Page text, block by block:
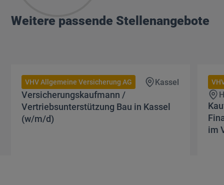
Weitere passende Stellenangebote
VHV Allgemeine Versicherung AG Kassel
Versicherungskaufmann /
Vertriebsunterstützung Bau in Kassel
(w/m/d)
im